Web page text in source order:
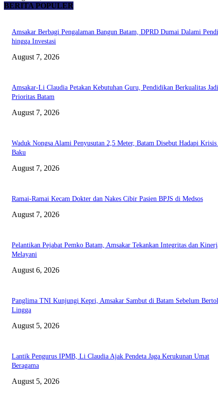
BERITA POPULER
Amsakar Berbagi Pengalaman Bangun Batam, DPRD Dumai Dalami
hingga Investasi
August 7, 2026
Amsakar-Li Claudia Petakan Kebutuhan Guru, Pendidikan Berkualitas Jadi
Prioritas Batam
August 7, 2026
Waduk Nongsa Alami Penyusutan 2,5 Meter, Batam Disebut Hadapi
Baku
August 7, 2026
Ramai-Ramai Kecam Dokter dan Nakes Cibir Pasien BPJS di Medsos
August 7, 2026
Pelantikan Pejabat Pemko Batam, Amsakar Tekankan Integritas dan
Melayani
August 6, 2026
Panglima TNI Kunjungi Kepri, Amsakar Sambut di Batam Sebelum
Lingga
August 5, 2026
Lantik Pengurus IPMB, Li Claudia Ajak Pendeta Jaga Kerukunan Umat
Beragama
August 5, 2026